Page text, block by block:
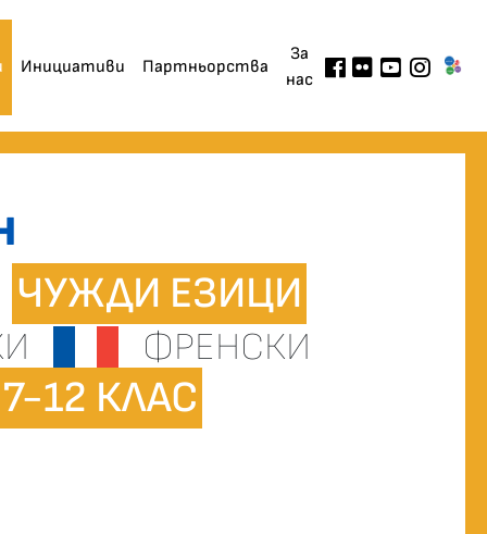
Инициативи Партньорства
За
нас
ЧУЖДИ ЕЗИЦИ
ФРЕНСКИ
7-12 КЛАС